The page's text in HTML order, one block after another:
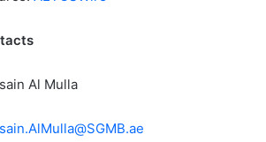
Al Mulla